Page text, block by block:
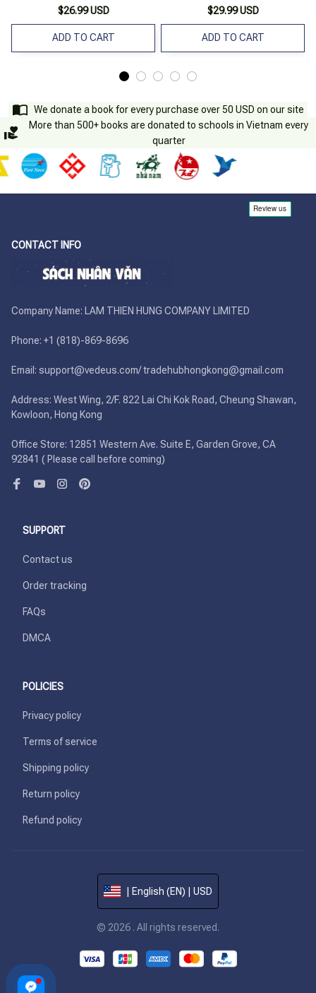
Official
$26.99 USD
ADD TO CART
$29.99 USD
ADD TO CART
We donate a book for every purchase over 50 USD on our site
More than 500+ books are donated to schools in Vietnam every
quarter
CONTACT INFO
Company Name: LAM THIEN HUNG COMPANY LIMITED
Phone: +1 (818)-869-8696
Email: support@vedeus.com/ tradehubhongkong@gmail.com
Address: West Wing, 2/F. 822 Lai Chi Kok Road, Cheung Shawan,
Kowloon, Hong Kong
Office Store: 12851 Western Ave. Suite E, Garden Grove, CA
92841 ( Please call before coming)
SUPPORT
Contact us
Order tracking
FAQs
DMCA
POLICIES
Privacy policy
Terms of service
Shipping policy
Return policy
Refund policy
| English (EN) | USD
© 2026 . All rights reserved.